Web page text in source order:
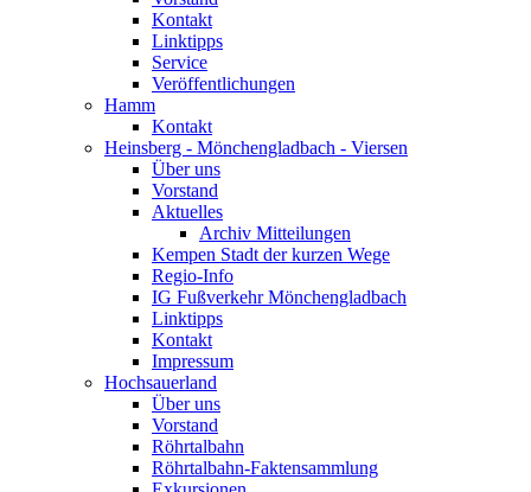
Kontakt
Linktipps
Service
Veröffentlichungen
Hamm
Kontakt
Heinsberg - Mönchengladbach - Viersen
Über uns
Vorstand
Aktuelles
Archiv Mitteilungen
Kempen Stadt der kurzen Wege
Regio-Info
IG Fußverkehr Mönchengladbach
Linktipps
Kontakt
Impressum
Hochsauerland
Über uns
Vorstand
Röhrtalbahn
Röhrtalbahn-Faktensammlung